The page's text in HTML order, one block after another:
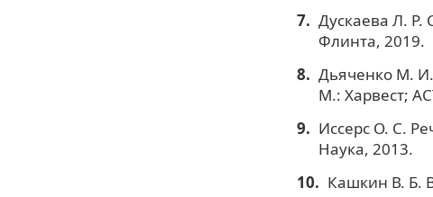
Дускаева Л. Р.
Флинта, 2019.
Дьяченко М.
М.: Харвест;
Иссерс О. С.
Наука, 2013.
Кашкин В. Б.